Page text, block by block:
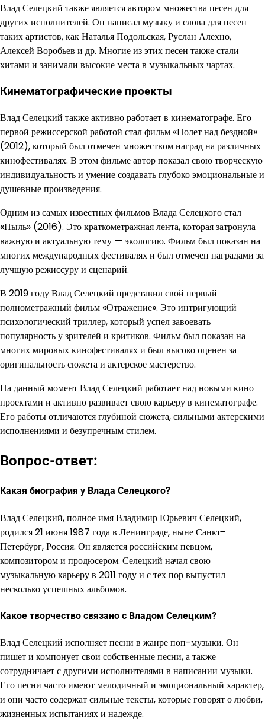
Влад Селецкий также является автором множества песен для
других исполнителей. Он написал музыку и слова для песен
таких артистов, как Наталья Подольская, Руслан Алехно,
Алексей Воробьев и др. Многие из этих песен также стали
хитами и занимали высокие места в музыкальных чартах.
Кинематографические проекты
Влад Селецкий также активно работает в кинематографе. Его
первой режиссерской работой стал фильм «Полет над бездной»
(2012), который был отмечен множеством наград на различных
кинофестивалях. В этом фильме автор показал свою творческую
индивидуальность и умение создавать глубоко эмоциональные и
душевные произведения.
Одним из самых известных фильмов Влада Селецкого стал
«Пыль» (2016). Это краткометражная лента, которая затронула
важную и актуальную тему — экологию. Фильм был показан на
многих международных фестивалях и был отмечен наградами за
лучшую режиссуру и сценарий.
В 2019 году Влад Селецкий представил свой первый
полнометражный фильм «Отражение». Это интригующий
психологический триллер, который успел завоевать
популярность у зрителей и критиков. Фильм был показан на
многих мировых кинофестивалях и был высоко оценен за
оригинальность сюжета и актерское мастерство.
На данный момент Влад Селецкий работает над новыми кино
проектами и активно развивает свою карьеру в кинематографе.
Его работы отличаются глубиной сюжета, сильными актерскими
исполнениями и безупречным стилем.
Вопрос-ответ:
Какая биография у Влада Селецкого?
Влад Селецкий, полное имя Владимир Юрьевич Селецкий,
родился 21 июня 1987 года в Ленинграде, ныне Санкт-
Петербург, Россия. Он является российским певцом,
композитором и продюсером. Селецкий начал свою
музыкальную карьеру в 2011 году и с тех пор выпустил
несколько успешных альбомов.
Какое творчество связано с Владом Селецким?
Влад Селецкий исполняет песни в жанре поп-музыки. Он
пишет и компонует свои собственные песни, а также
сотрудничает с другими исполнителями в написании музыки.
Его песни часто имеют мелодичный и эмоциональный характер,
и они часто содержат сильные тексты, которые говорят о любви,
жизненных испытаниях и надежде.